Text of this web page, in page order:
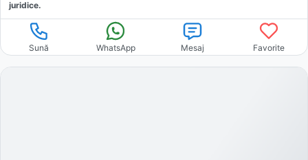
juridice.
Sună WhatsApp Mesaj Favorite